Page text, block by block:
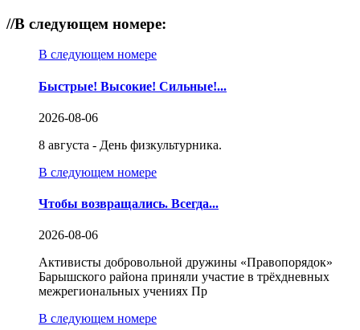
//В следующем номере:
В следующем номере
Быстрые! Высокие! Сильные!...
2026-08-06
8 августа - День физкультурника.
В следующем номере
Чтобы возвращались. Всегда...
2026-08-06
Активисты добровольной дружины «Правопорядок»
Барышского района приняли участие в трёхдневных
межрегиональных учениях Пр
В следующем номере